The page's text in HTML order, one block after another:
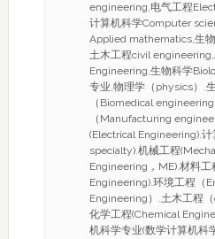
engineering,电气工程
计算机科学Computer
Applied mathematics,生
土木工程civil
Engineering,生物科学
专业,物理学（physics）.
（Biomedical
（Manufacturing
(Electrical Engineering).
specialty).机械工程
Engineering，ME).材料
Engineering).环境工程（
Engineering）.土木工程
化学工程(Chemical
机科学专业(数学计算机科